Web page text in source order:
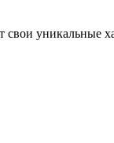
уникальные